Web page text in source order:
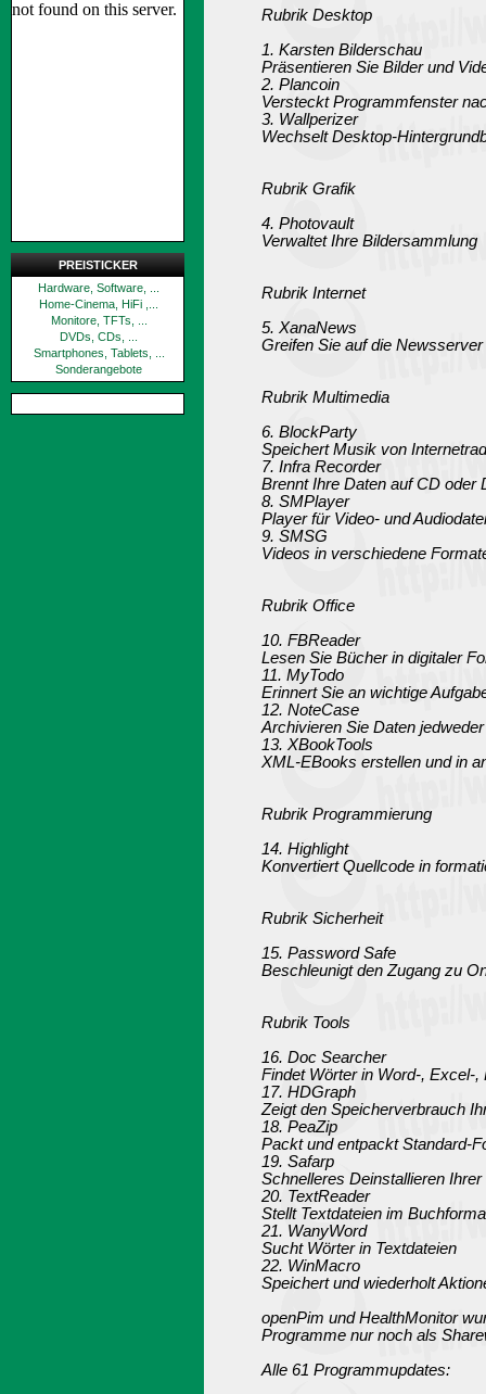
PREISTICKER
Hardware, Software, ...
Home-Cinema, HiFi ,...
Monitore, TFTs, ...
DVDs, CDs, ...
Smartphones, Tablets, ...
Sonderangebote
Rubrik Desktop
1. Karsten Bilderschau
Präsentieren Sie Bilder und
2. Plancoin
Versteckt Programmfenster
3. Wallperizer
Wechselt Desktop-
Rubrik Grafik
4. Photovault
Verwaltet Ihre Bildersammlung
Rubrik Internet
5. XanaNews
Greifen Sie auf die
Rubrik Multimedia
6. BlockParty
Speichert Musik von
7. Infra Recorder
Brennt Ihre Daten auf CD oder
8. SMPlayer
Player für Video- und
9. SMSG
Videos in verschiedene
Rubrik Office
10. FBReader
Lesen Sie Bücher in digitaler
11. MyTodo
Erinnert Sie an wichtige
12. NoteCase
Archivieren Sie Daten
13. XBookTools
XML-EBooks erstellen und in
Rubrik Programmierung
14. Highlight
Konvertiert Quellcode in
Rubrik Sicherheit
15. Password Safe
Beschleunigt den Zugang zu
Rubrik Tools
16. Doc Searcher
Findet Wörter in Word-, Excel-
17. HDGraph
Zeigt den Speicherverbrauch
18. PeaZip
Packt und entpackt Standard-
19. Safarp
Schnelleres Deinstallieren
20. TextReader
Stellt Textdateien im
21. WanyWord
Sucht Wörter in Textdateien
22. WinMacro
Speichert und wiederholt
openPim und HealthMonitor
Programme nur noch als
Alle 61 Programmupdates: